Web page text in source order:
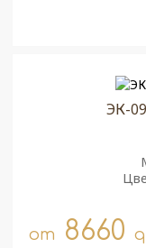
ЭК-
от 8660 q